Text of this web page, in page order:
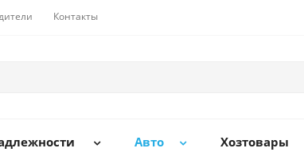
Контакты
Авто Хозтовары